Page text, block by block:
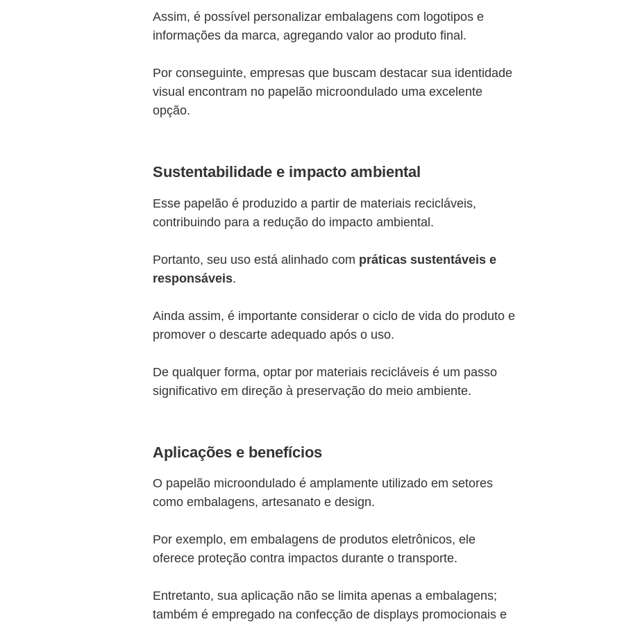
Assim, é possível personalizar embalagens com logotipos e
informações da marca, agregando valor ao produto final.
Por conseguinte, empresas que buscam destacar sua identidade
visual encontram no papelão microondulado uma excelente
opção.​
Sustentabilidade e impacto ambiental
Esse papelão é produzido a partir de materiais recicláveis,
contribuindo para a redução do impacto ambiental.
Portanto, seu uso está alinhado com práticas sustentáveis e
responsáveis.
Ainda assim, é importante considerar o ciclo de vida do produto e
promover o descarte adequado após o uso.
De qualquer forma, optar por materiais recicláveis é um passo
significativo em direção à preservação do meio ambiente.​
Aplicações e benefícios
O papelão microondulado é amplamente utilizado em setores
como embalagens, artesanato e design.
Por exemplo, em embalagens de produtos eletrônicos, ele
oferece proteção contra impactos durante o transporte.
Entretanto, sua aplicação não se limita apenas a embalagens;
também é empregado na confecção de displays promocionais e